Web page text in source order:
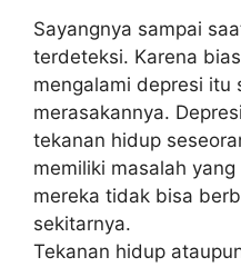
Sayangnya sampai
terdeteksi. Karena
mengalami depresi itu
merasakannya.
tekanan hidup
memiliki masalah
mereka tidak bisa
sekitarnya.
Tekanan hidup